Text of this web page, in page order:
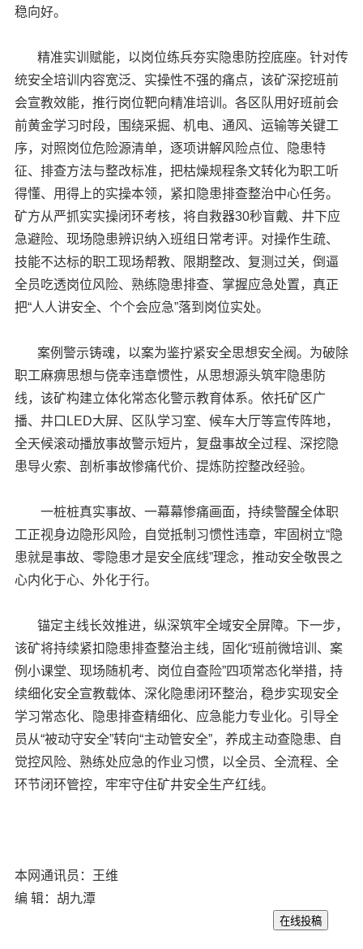
稳向好。
精准实训赋能，以岗位练兵夯实隐患防控底座。针对传
统安全培训内容宽泛、实操性不强的痛点，该矿深挖班前
会宣教效能，推行岗位靶向精准培训。各区队用好班前会
前黄金学习时段，围绕采掘、机电、通风、运输等关键工
序，对照岗位危险源清单，逐项讲解风险点位、隐患特
征、排查方法与整改标准，把枯燥规程条文转化为职工听
得懂、用得上的实操本领，紧扣隐患排查整治中心任务。
矿方从严抓实实操闭环考核，将自救器30秒盲戴、井下应
急避险、现场隐患辨识纳入班组日常考评。对操作生疏、
技能不达标的职工现场帮教、限期整改、复测过关，倒逼
全员吃透岗位风险、熟练隐患排查、掌握应急处置，真正
把“人人讲安全、个个会应急”落到岗位实处。
案例警示铸魂，以案为鉴拧紧安全思想安全阀。为破除
职工麻痹思想与侥幸违章惯性，从思想源头筑牢隐患防
线，该矿构建立体化常态化警示教育体系。依托矿区广
播、井口LED大屏、区队学习室、候车大厅等宣传阵地，
全天候滚动播放事故警示短片，复盘事故全过程、深挖隐
患导火索、剖析事故惨痛代价、提炼防控整改经验。
一桩桩真实事故、一幕幕惨痛画面，持续警醒全体职
工正视身边隐形风险，自觉抵制习惯性违章，牢固树立“隐
患就是事故、零隐患才是安全底线”理念，推动安全敬畏之
心内化于心、外化于行。
锚定主线长效推进，纵深筑牢全域安全屏障。下一步，
该矿将持续紧扣隐患排查整治主线，固化“班前微培训、案
例小课堂、现场随机考、岗位自查险”四项常态化举措，持
续细化安全宣教载体、深化隐患闭环整治，稳步实现安全
学习常态化、隐患排查精细化、应急能力专业化。引导全
员从“被动守安全”转向“主动管安全”，养成主动查隐患、自
觉控风险、熟练处应急的作业习惯，以全员、全流程、全
环节闭环管控，牢牢守住矿井安全生产红线。
本网通讯员：王维
编 辑：胡九潭